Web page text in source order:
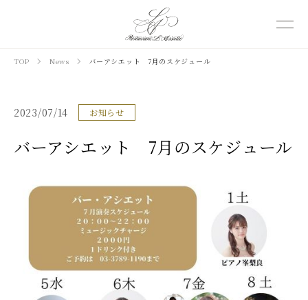
TOP News バーアシエット 7月のスケジュール
2023/07/14 お知らせ
バーアシエット 7月のスケジュール